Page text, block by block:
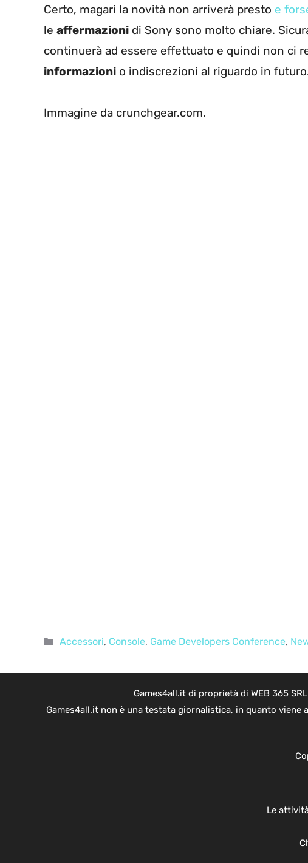
Certo, magari la novità non arriverà presto e
le affermazioni di Sony sono molto chiare.
continuerà ad essere effettuato e quindi non ci
informazioni o indiscrezioni al riguardo in
Immagine da crunchgear.com.
Categorie
Accessori, Console, Game Developers Conference,
Games4all.it di proprietà di WEB 365
Games4all.it non è una testata giornalistica, in quanto
Le